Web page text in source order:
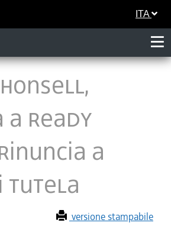
ITA
Honsell,
ReADy
a
tutela
versione stampabile